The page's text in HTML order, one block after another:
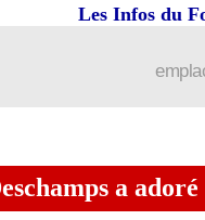
Les Infos du
a
tout de suite le
milieu, Puel
à la rumeur Al-
par l'intérêt